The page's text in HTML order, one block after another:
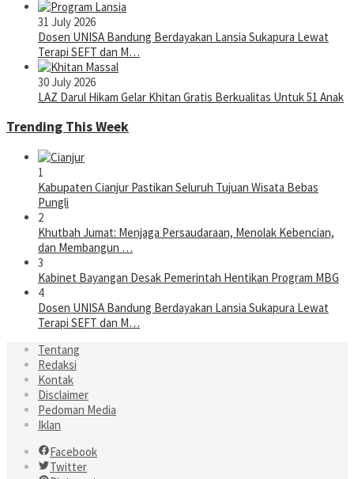
31 July 2026
Dosen UNISA Bandung Berdayakan Lansia Sukapura Lewat
Terapi SEFT dan M…
30 July 2026
LAZ Darul Hikam Gelar Khitan Gratis Berkualitas Untuk 51 Anak
Trending This Week
1
Kabupaten Cianjur Pastikan Seluruh Tujuan Wisata Bebas
Pungli
2
Khutbah Jumat: Menjaga Persaudaraan, Menolak Kebencian,
dan Membangun …
3
Kabinet Bayangan Desak Pemerintah Hentikan Program MBG
4
Dosen UNISA Bandung Berdayakan Lansia Sukapura Lewat
Terapi SEFT dan M…
Tentang
Redaksi
Kontak
Disclaimer
Pedoman Media
Iklan
Facebook
Twitter